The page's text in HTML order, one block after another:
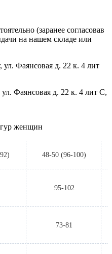
(заранее согласовав
на нашем складе или
ул. Фаянсовая д. 22 к. 4 лит
Фаянсовая д. 22 к. 4 лит С,
женщин
48-50 (96-100)
95-102
73-81